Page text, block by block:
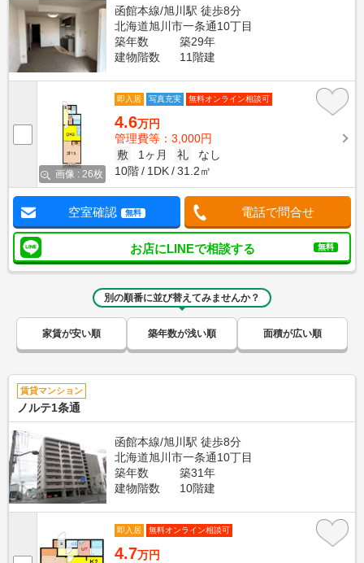
函館本線/旭川駅 徒歩8分
北海道旭川市一条通10丁目
築年数
築29年
建物階数
11階建
画像 : 26枚
即入居 写真充実 無料オンライン相談可
4.6万円
管理費等：3,000円
敷
1ヶ月 礼
なし
10階
1DK 31.2㎡
空室確認 無料 電話で問合せ
お店にLINEで相談する 無料
別の順番に並び替えてみませんか？
家賃が安い順 築年数が浅い順 面積が広い順
賃貸マンション
ノルテ1条通
函館本線/旭川駅 徒歩8分
北海道旭川市一条通10丁目
築年数
築31年
建物階数
10階建
即入居 無料オンライン相談可
4.7万円